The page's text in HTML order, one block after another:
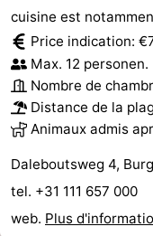
Schouwen-
Duiveland
-
Brouwershaven
-
Bruinisse
-
Nature
-
cuisine est
Price indication:
Max. 12 personen.
Nombre de
Distance de la
Animaux admis
Daleboutsweg 4,
tel. +31 111 657 000
web. Plus